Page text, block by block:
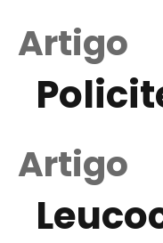
Artigo
Artigo